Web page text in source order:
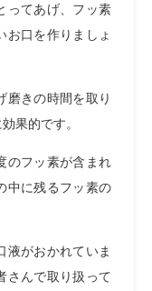
ってあげ、フッ素
お口を作りましょ
磨きの時間を取り
果的です。
のフッ素が含まれ
中に残るフッ素の
液がおかれていま
さんで取り扱って